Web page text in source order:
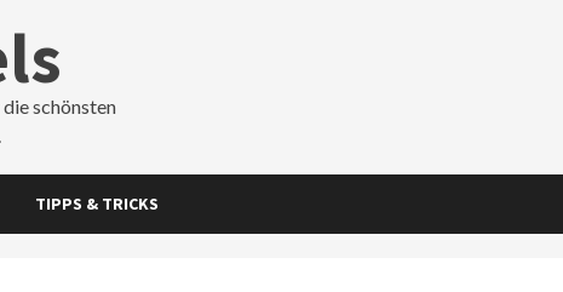
schönsten
TIPPS & TRICKS